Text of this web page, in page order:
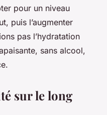
pour un niveau
puis l’augmenter
pas l’hydratation
sans alcool,
sur le long